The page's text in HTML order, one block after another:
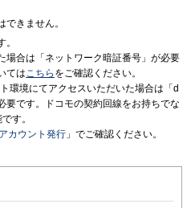
きません。
場合は「ネットワーク暗証番号」が必要
てはこちら をご確認ください。
環境にてアクセスいただいた場合は「d
要です。ドコモの契約回線をお持ちでな
す。
カウント発行 」でご確認ください。